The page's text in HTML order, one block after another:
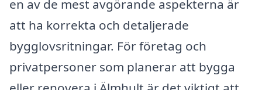
en av de mest avgörande aspekterna är
att ha korrekta och detaljerade
bygglovsritningar. För företag och
privatpersoner som planerar att bygga